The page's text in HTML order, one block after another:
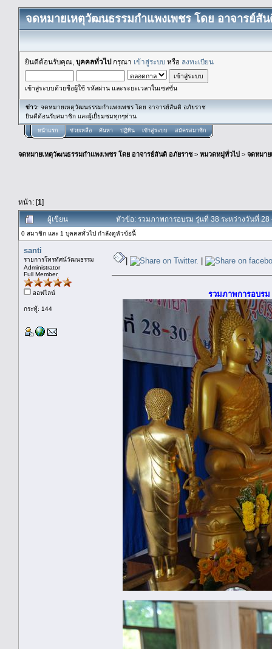
จดหมายเหตุวัฒนธรรมกำแพงเพชร โดย อาจารย์สั
ยินดีต้อนรับคุณ, บุคคลทั่วไปกรุณา เข้าสู่ระบบ หรือ ลงทะเบียน
เข้าสู่ระบบด้วยชื่อผู้ใช้ รหัสผ่าน และระยะเวลาในเซสชั่น
ข่าว: จดหมายเหตุวัฒนธรรมกำแพงเพชร โดย อาจารย์สันติ อภัยราช
ยินดีต้อนรับสมาชิก และผู้เยื่ยมชมทุกๆท่าน
หน้าแรก ช่วยเหลือ ค้นหา ปฏิทิน เข้าสู่ระบบ สมัครสมาชิก
จดหมายเหตุวัฒนธรรมกำแพงเพชร โดย อาจารย์สันติ อภัยราช> หมวดหมู่ทั่วไป > จดหมา
หน้า: [1]
ผู้เขียน หัวข้อ: รวมภาพการอบรม รุ่นที่ 38 ระหว่างวันที่
0 สมาชิก และ 1 บุคคลทั่วไป กำลังดูหัวข้อนี้
santi
รายการโทรทัศน์วัฒนธรรม
Administrator
Full Member
ออฟไลน์
กระทู้: 144
| |
รวมภาพการอบรม